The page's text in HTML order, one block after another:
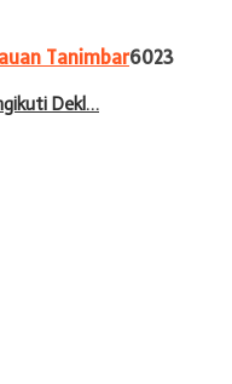
Tanimbar6023
Dekl…